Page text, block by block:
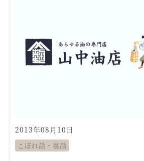
2013年08月10日
こぼれ話・裏話